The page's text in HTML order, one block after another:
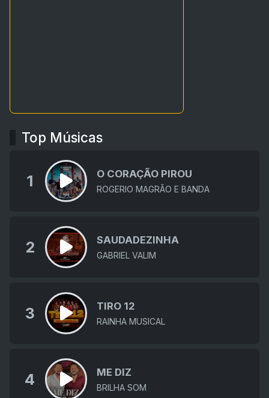
Top Músicas
1 O CORAÇÃO PIROU
ROGERIO MAGRÃO E BANDA
2 SAUDADEZINHA
GABRIEL VALIM
3 TIRO 12
RAINHA MUSICAL
4 ME DIZ
BRILHA SOM